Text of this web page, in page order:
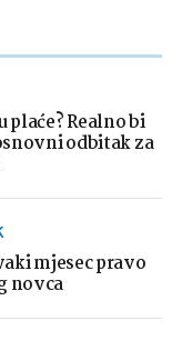
plaće? Realno bi
odbitak za
mjesec pravo
novca